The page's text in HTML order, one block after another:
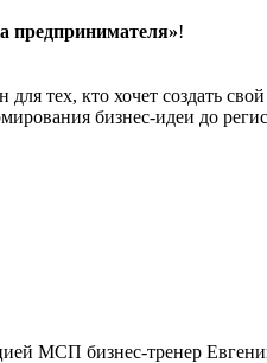
предпринимателя»!
тех, кто хочет создать
бизнес-идеи до
МСП бизнес-тренер